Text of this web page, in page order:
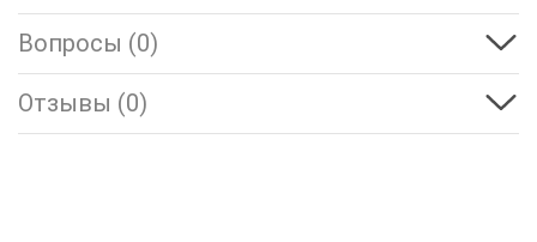
Вопросы (0)
Отзывы (0)